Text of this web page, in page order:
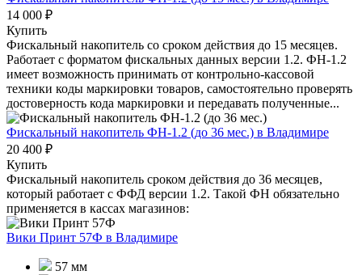
14 000 ₽
Купить
Фискальный накопитель cо сроком действия до 15 месяцев.
Работает с форматом фискальных данных версии 1.2. ФН-1.2
имеет возможность принимать от контрольно-кассовой
техники коды маркировки товаров, самостоятельно проверять
достоверность кода маркировки и передавать полученные...
Фискальный накопитель ФН-1.2 (до 36 мес.) в Владимире
20 400 ₽
Купить
Фискальный накопитель сроком действия до 36 месяцев,
который работает с ФФД версии 1.2. Такой ФН обязательно
применяется в кассах магазинов:
Вики Принт 57Ф в Владимире
57 мм